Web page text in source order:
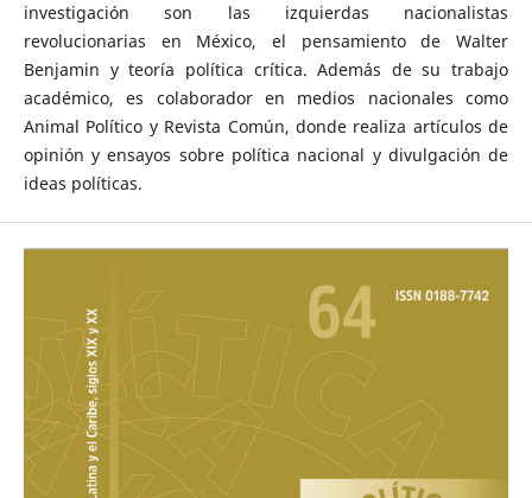
investigación son las izquierdas nacionalistas
revolucionarias en México, el pensamiento de Walter
Benjamin y teoría política crítica. Además de su trabajo
académico, es colaborador en medios nacionales como
Animal Político y Revista Común, donde realiza artículos de
opinión y ensayos sobre política nacional y divulgación de
ideas políticas.